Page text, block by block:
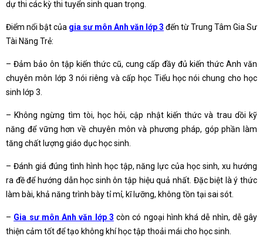
dự thi các kỳ thi tuyển sinh quan trọng.
Điểm nổi bật của gia sư môn Anh văn lớp 3 đến từ Trung Tâm Gia Sư
Tài Năng Trẻ:
– Đảm bảo ôn tập kiến thức cũ, cung cấp đầy đủ kiến thức Anh văn
chuyên môn lớp 3 nói riêng và cấp học Tiểu học nói chung cho học
sinh lớp 3.
– Không ngừng tìm tòi, học hỏi, cập nhật kiến thức và trau dồi kỹ
năng để vững hơn về chuyên môn và phương pháp, góp phần làm
tăng chất lượng giáo dục học sinh.
– Đánh giá đúng tình hình học tập, năng lực của học sinh, xu hướng
ra đề để hướng dẫn học sinh ôn tập hiệu quả nhất. Đặc biệt là ý thức
làm bài, khả năng trình bày tỉ mỉ, kĩ lưỡng, không tồn tại sai sót.
– Gia sư môn Anh văn lớp 3 còn có ngoại hình khá dễ nhìn, dễ gây
thiện cảm tốt để tạo không khí học tập thoải mái cho học sinh.